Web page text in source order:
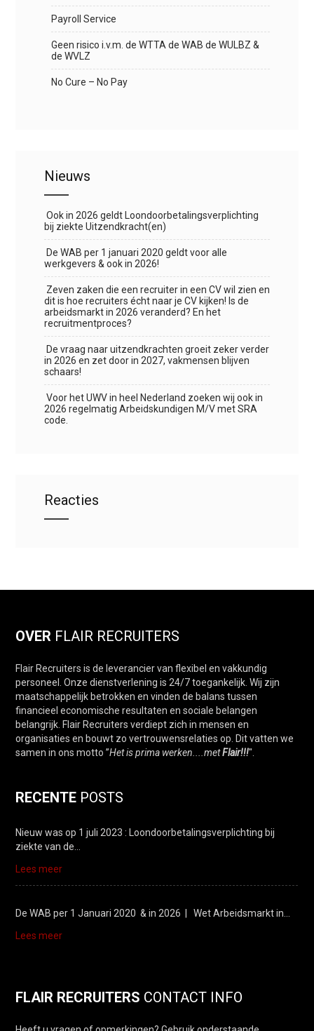
Payroll Service
Geen risico i.v.m. de WTTA de WAB de WULBZ &
de WVLZ
No Cure – No Pay
Nieuws
Ook in 2026 geldt Loondoorbetalingsverplichting
bij ziekte Uitzendkracht(en)
De WAB per 1 januari 2020 geldt voor alle
werkgevers & ook in 2026!
Zeven zaken die een recruiter in een CV wil zien en
dit is hoe recruiters écht naar je CV kijken! Is de
arbeidsmarkt in 2026 veranderd? En het
recruitmentproces?
De vraag naar uitzendkrachten groeit zeker verder
in 2026 en zet door in 2027, vakmensen blijven
schaars!
Voor het UWV in heel Nederland zoeken wij ook in
2026 regelmatig Arbeidskundigen M/V met SRA
code.
Reacties
OVER FLAIR RECRUITERS
Flair Recruiters is de leverancier van flexibel en vakkundig
personeel. Onze dienstverlening is 24/7 toegankelijk. Wij zijn
maatschappelijk betrokken en vinden de balans tussen
financieel economische resultaten en sociale belangen
belangrijk. Flair Recruiters verdiept zich in mensen en
organisaties en bouwt zo vertrouwensrelaties op. Dit vatten we
samen in ons motto ”Het is prima werken....metFlair!!!".
RECENTE POSTS
Nieuw was op 1 juli 2023 : Loondoorbetalingsverplichting bij
ziekte van de…
Lees meer
De WAB per 1 Januari 2020 & in 2026 | Wet Arbeidsmarkt in…
Lees meer
FLAIR RECRUITERS CONTACT INFO